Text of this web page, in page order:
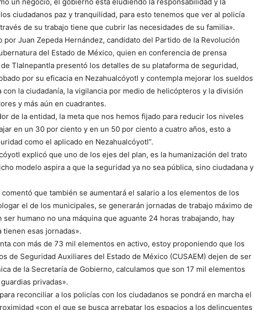
ciudadanos paz y tranquilidad, para esto tenemos que ver al policía
de su trabajo tiene que cubrir las necesidades de su familia».
por Juan Zepeda Hernández, candidato del Partido de la Revolución
del Estado de México, quien en conferencia de prensa
Tlalnepantla presentó los detalles de su plataforma de seguridad,
por su eficacia en Nezahualcóyotl y contempla mejorar los sueldos
con la ciudadanía, la vigilancia por medio de helicópteros y la división
y más aún en cuadrantes.
de la entidad, la meta que nos hemos fijado para reducir los niveles
en un 30 por ciento y en un 50 por ciento a cuatro años, esto a
como el aplicado en Nezahualcóyotl”.
explicó que uno de los ejes del plan, es la humanización del trato
modelo aspira a que la seguridad ya no sea pública, sino ciudadana y
que también se aumentará el salario a los elementos de los
el de los municipales, se generarán jornadas de trabajo máximo de
ser humano no una máquina que aguante 24 horas trabajando, hay
esas jornadas».
con más de 73 mil elementos en activo, estoy proponiendo que los
de Seguridad Auxiliares del Estado de México (CUSAEM) dejen de ser
de la Secretaría de Gobierno, calculamos que son 17 mil elementos
privadas».
reconciliar a los policías con los ciudadanos se pondrá en marcha el
«con el que se busca arrebatar los espacios a los delincuentes